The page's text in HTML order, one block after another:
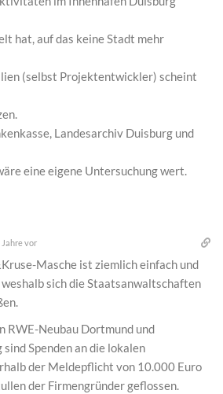
hat, auf das keine Stadt mehr
(selbst Projektentwickler) scheint
Landesarchiv Duisburg und
eine eigene Untersuchung wert.
Jahre vor
Masche ist ziemlich einfach und
sich die Staatsanwaltschaften
RWE-Neubau Dortmund und
Spenden an die lokalen
der Meldepflicht von 10.000 Euro
der Firmengründer geflossen.